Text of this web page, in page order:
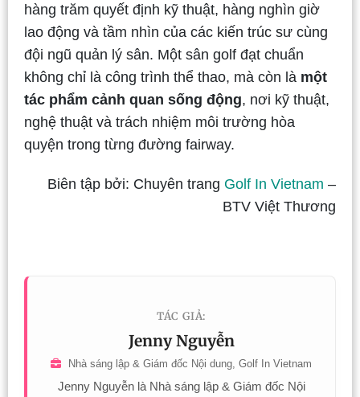
hàng trăm quyết định kỹ thuật, hàng nghìn giờ
lao động và tầm nhìn của các kiến trúc sư cùng
đội ngũ quản lý sân. Một sân golf đạt chuẩn
không chỉ là công trình thể thao, mà còn là một
tác phẩm cảnh quan sống động, nơi kỹ thuật,
nghệ thuật và trách nhiệm môi trường hòa
quyện trong từng đường fairway.
Biên tập bởi: Chuyên trang Golf In Vietnam –
BTV Việt Thương
TÁC GIẢ:
Jenny Nguyễn
Nhà sáng lập & Giám đốc Nội dung, Golf In Vietnam
Jenny Nguyễn là Nhà sáng lập & Giám đốc Nội